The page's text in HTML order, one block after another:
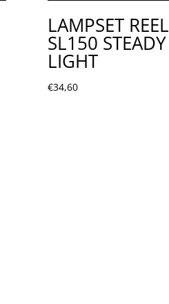
LAMPSET REEL
SL150 STEADY
LIGHT
€34,60